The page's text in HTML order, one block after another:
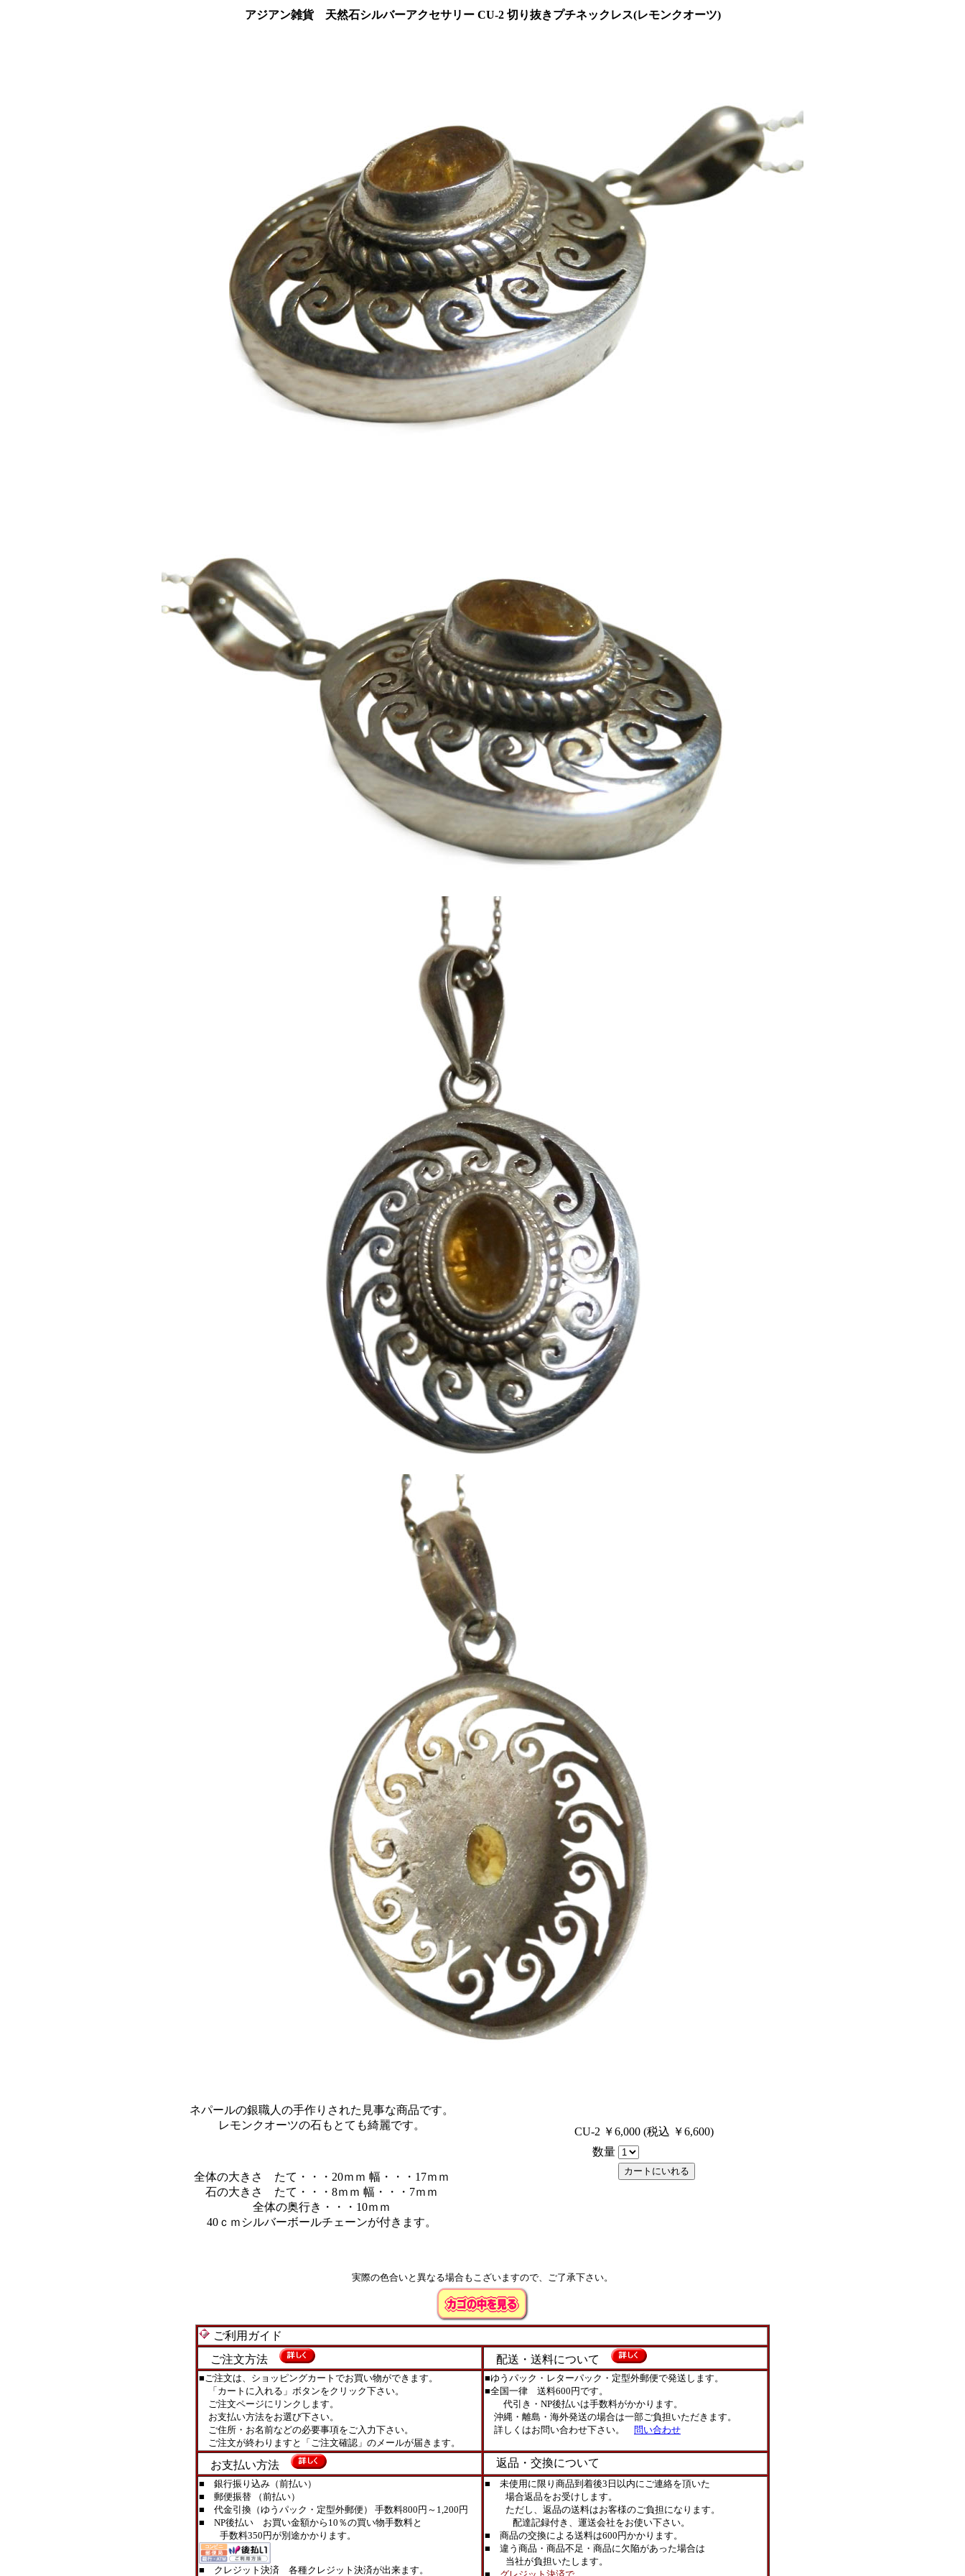
アジアン雑貨 天然石シルバーアクセサリー CU-2 切り抜きプチネックレス(レモンクオーツ)
ネパールの銀職人の手作りされた見事な商品です。
レモンクオーツの石もとても綺麗です。
全体の大きさ たて・・・20ｍｍ 幅・・・17ｍｍ
石の大きさ たて・・・8ｍｍ 幅・・・7ｍｍ
全体の奥行き・・・10ｍｍ
40ｃｍシルバーボールチェーンが付きます。
CU-2 ￥6,000 (税込 ￥6,600)
数量
実際の色合いと異なる場合もこざいますので、ご了承下さい。
ご利用ガイド
ご注文方法
配送・送料について
■ご注文は、ショッピングカートでお買い物ができます。
「カートに入れる」ボタンをクリック下さい。
ご注文ページにリンクします。
お支払い方法をお選び下さい。
ご住所・お名前などの必要事項をご入力下さい。
ご注文が終わりますと「ご注文確認」のメールが届きます。
■ゆうパック・レターパック・定型外郵便で発送します。
■全国一律 送料600円です。
代引き・NP後払いは手数料がかかります。
沖縄・離島・海外発送の場合は一部ご負担いただきます。
詳しくはお問い合わせ下さい。 問い合わせ
お支払い方法 返品・交換について
■ 銀行振り込み（前払い）
■ 郵便振替 （前払い）
■ 代金引換（ゆうパック・定型外郵便） 手数料800円～1,200円
■ NP後払い お買い金額から10％の買い物手数料と
手数料350円が別途かかります。
■ クレジット決済 各種クレジット決済が出来ます。
■ 未使用に限り商品到着後3日以内にご連絡を頂いた
場合返品をお受けします。
ただし、返品の送料はお客様のご負担になります。
配達記録付き、運送会社をお使い下さい。
■ 商品の交換による送料は600円かかります。
■ 違う商品・商品不足・商品に欠陥があった場合は
当社が負担いたします。